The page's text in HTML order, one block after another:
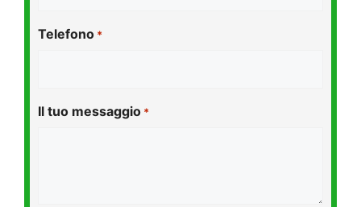
Telefono *
Il tuo messaggio *